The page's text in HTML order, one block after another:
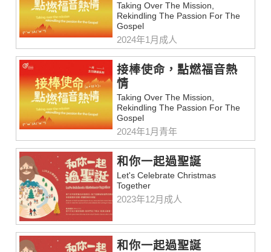
Taking Over The Mission,
Rekindling The Passion For The
Gospel
2024年1月成人
接棒使命，點燃福音熱
情
Taking Over The Mission,
Rekindling The Passion For The
Gospel
2024年1月青年
和你一起過聖誕
Let's Celebrate Christmas
Together
2023年12月成人
和你一起過聖誕